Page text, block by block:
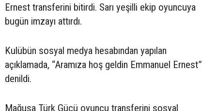
Ernest transferini bitirdi. Sarı yeşilli ekip oyuncuya
bugün imzayı attırdı.
Kulübün sosyal medya hesabından yapılan
açıklamada, “Aramıza hoş geldin Emmanuel Ernest”
denildi.
Mağusa Türk Gücü oyuncu transferini sosyal